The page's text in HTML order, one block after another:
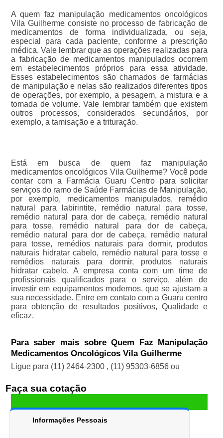
A quem faz manipulação medicamentos oncológicos
Vila Guilherme consiste no processo de fabricação de
medicamentos de forma individualizada, ou seja,
especial para cada paciente, conforme a prescrição
médica. Vale lembrar que as operações realizadas para
a fabricação de medicamentos manipulados ocorrem
em estabelecimentos próprios para essa atividade.
Esses estabelecimentos são chamados de farmácias
de manipulação e nelas são realizados diferentes tipos
de operações, por exemplo, a pesagem, a mistura e a
tomada de volume. Vale lembrar também que existem
outros processos, considerados secundários, por
exemplo, a tamisação e a trituração.
Está em busca de quem faz manipulação
medicamentos oncológicos Vila Guilherme? Você pode
contar com a Farmácia Guaru Centro para solicitar
serviços do ramo de Saúde Farmácias de Manipulação,
por exemplo, medicamentos manipulados, remédio
natural para labirintite, remédio natural para tosse,
remédio natural para dor de cabeça, remédio natural
para tosse, remédio natural para dor de cabeça,
remédio natural para dor de cabeça, remédio natural
para tosse, remédios naturais para dormir, produtos
naturais hidratar cabelo, remédio natural para tosse e
remédios naturais para dormir, produtos naturais
hidratar cabelo. A empresa conta com um time de
profissionais qualificados para o serviço, além de
investir em equipamentos modernos, que se ajustam a
sua necessidade. Entre em contato com a Guaru centro
para obtenção de resultados positivos, Qualidade e
eficaz.
Para saber mais sobre Quem Faz Manipulação
Medicamentos Oncológicos Vila Guilherme
Ligue para (11) 2464-2300 , (11) 95303-6856 ou
Faça sua cotação
Informações Pessoais